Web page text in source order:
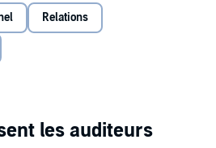
le "défi des 30 jours" en mettant en
ainsi votre premier miracle.
Miracle Equation – The Two
et Éliane Benisti, Paris, France.©
d'Édi8, Paris, 2020 pour la
Relations